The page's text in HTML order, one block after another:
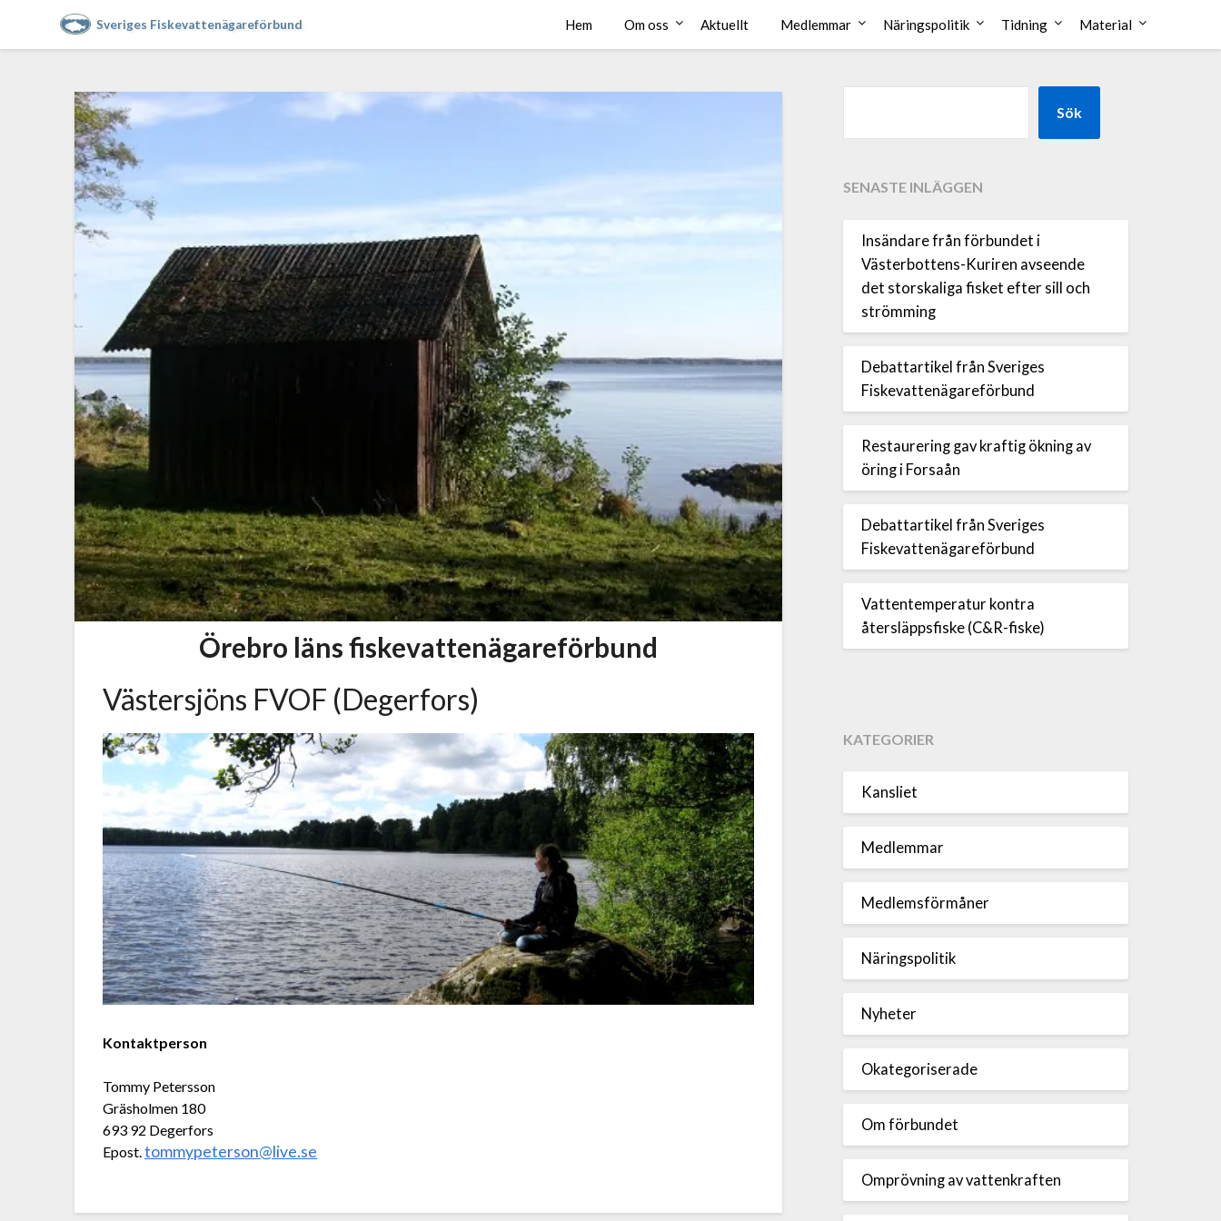
Sveriges Fiskevattenägareförbund Hem Om oss Aktuellt Medlemmar Näringspolitik Tidning Material
Örebro läns fiskevattenägareförbund
Västersjöns FVOF (Degerfors)
Kontaktperson
Tommy Petersson
Gräsholmen 180
693 92 Degerfors
Epost.tommypeterson@live.se
Sök
SENASTE INLÄGGEN
Insändare från förbundet i
Västerbottens-Kuriren avseende
det storskaliga fisket efter sill och
strömming
Debattartikel från Sveriges
Fiskevattenägareförbund
Restaurering gav kraftig ökning av
öring i Forsaån
Debattartikel från Sveriges
Fiskevattenägareförbund
Vattentemperatur kontra
återsläppsfiske (C&R-fiske)
KATEGORIER
Kansliet
Medlemmar
Medlemsförmåner
Näringspolitik
Nyheter
Okategoriserade
Om förbundet
Omprövning av vattenkraften